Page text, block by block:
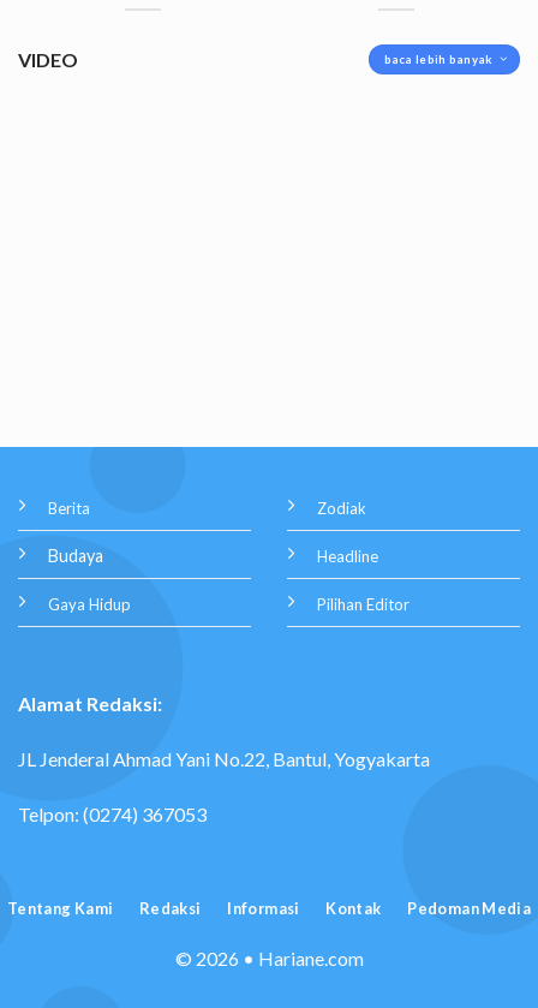
VIDEO baca lebih banyak
Berita
Budaya
Gaya Hidup
Zodiak
Headline
Pilihan Editor
Alamat Redaksi:
JL Jenderal Ahmad Yani No.22, Bantul, Yogyakarta
Telpon: (0274) 367053
Tentang Kami Redaksi Informasi Kontak Pedoman Media
© 2026 • Hariane.com